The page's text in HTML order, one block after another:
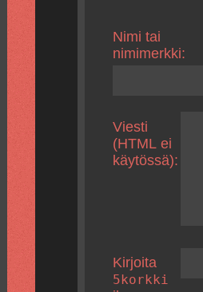
Nimi tai
nimimerkki:
Viesti
(HTML ei
käytössä):
Kirjoita
5korkki